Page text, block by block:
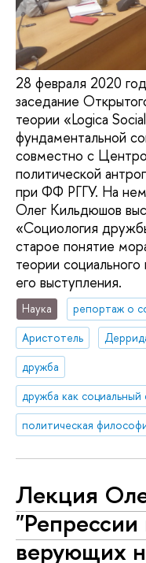
28 февраля 2020
заседание
теории «Logica
фундаментальной
совместно с
политической
при ФФ РГГУ. На
Олег Кильдюшов
«Социология
старое понятие
теории
его выступления.
Наука
репортаж о
Аристотель
дружба
дружба как
политическая
Лекция
"Репрессии
верующих